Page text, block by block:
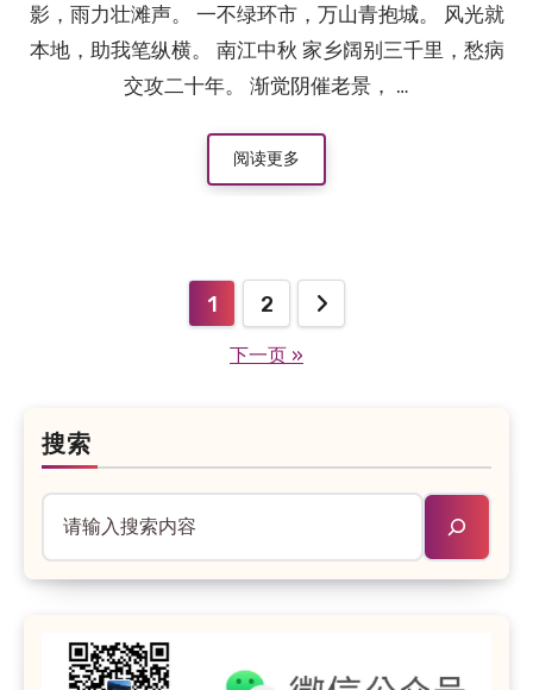
影，雨力壮滩声。 一不绿环市，万山青抱城。 风光就
本地，助我笔纵横。 南江中秋 家乡阔别三千里，愁病
交攻二十年。 渐觉阴催老景， …
阅读更多
页
1 2
下一页 »
搜索